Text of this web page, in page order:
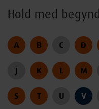
Hold med
A B C D
J K L M
S T U V